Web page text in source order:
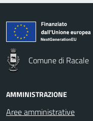
Comune di Racale
AMMINISTRAZIONE
Aree amministrative